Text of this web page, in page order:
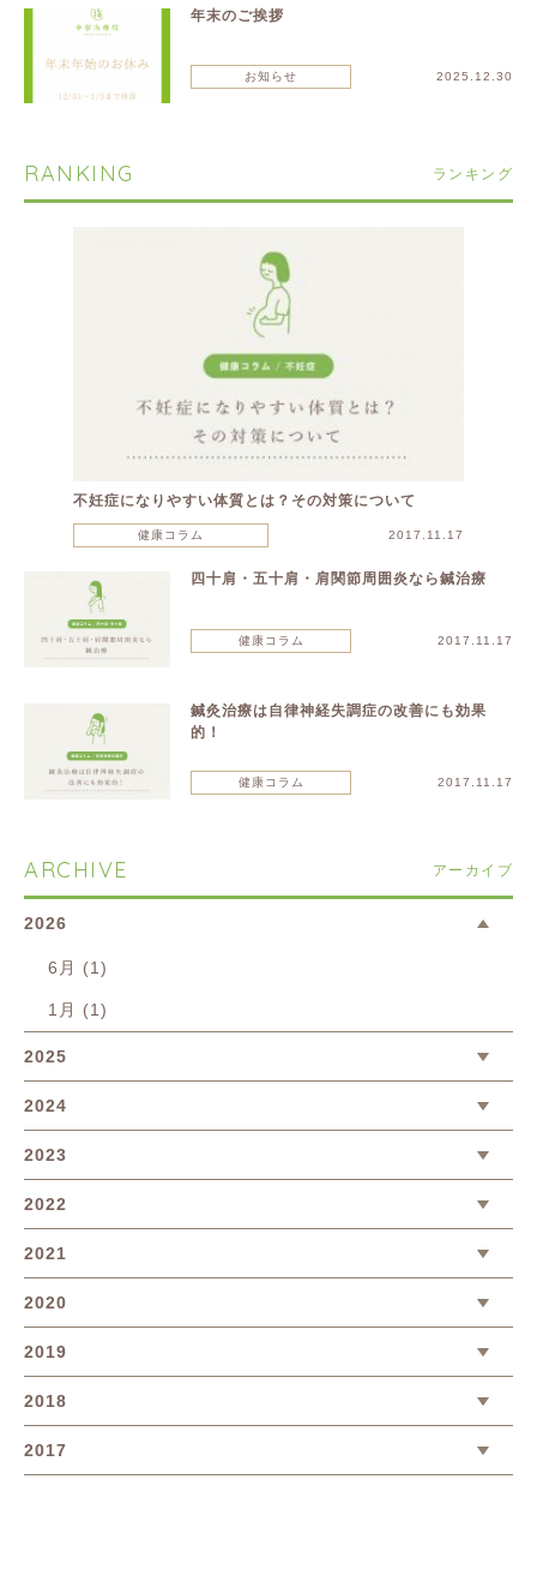
年末のご挨拶
お知らせ 2025.12.30
RANKING ランキング
不妊症になりやすい体質とは？その対策について
健康コラム 2017.11.17
四十肩・五十肩・肩関節周囲炎なら鍼治療
健康コラム 2017.11.17
鍼灸治療は自律神経失調症の改善にも効果
的！
健康コラム 2017.11.17
ARCHIVE アーカイブ
2026
6月 (1)
1月 (1)
2025
2024
2023
2022
2021
2020
2019
2018
2017